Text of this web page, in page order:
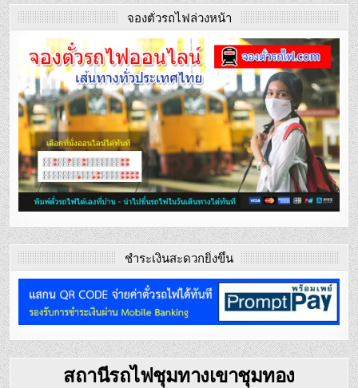
จองตั๋วรถไฟล่วงหน้า
ชำระเงินสะดวกยิ่งขึ้น
สถานีรถไฟชุมทางเขาชุมทอง